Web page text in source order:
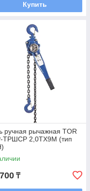
Купить
ручная рычажная TOR
ТРШСР 2,0ТХ9М (тип
₸